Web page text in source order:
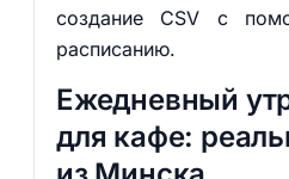
создание CSV с
расписанию.
Ежедневный
для кафе: